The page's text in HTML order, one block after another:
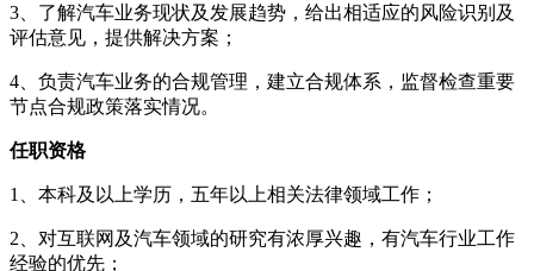
3、了解汽车业务现状及发展趋势，给出相适应的风险识别及
评估意见，提供解决方案；
4、负责汽车业务的合规管理，建立合规体系，监督检查重要
节点合规政策落实情况。
任职资格
1、本科及以上学历，五年以上相关法律领域工作；
2、对互联网及汽车领域的研究有浓厚兴趣，有汽车行业工作
经验的优先；